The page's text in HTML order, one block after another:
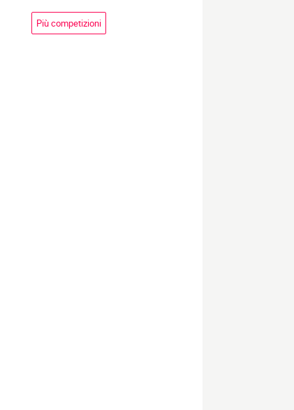
Più competizioni